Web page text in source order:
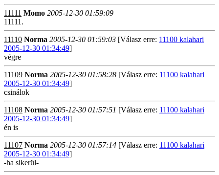
11111 Momo 2005-12-30 01:59:09
11111.
11110 Norma 2005-12-30 01:59:03 [Válasz erre: 11100 kalahari
2005-12-30 01:34:49]
végre
11109 Norma 2005-12-30 01:58:28 [Válasz erre: 11100 kalahari
2005-12-30 01:34:49]
csinálok
11108 Norma 2005-12-30 01:57:51 [Válasz erre: 11100 kalahari
2005-12-30 01:34:49]
én is
11107 Norma 2005-12-30 01:57:14 [Válasz erre: 11100 kalahari
2005-12-30 01:34:49]
-ha sikerül-